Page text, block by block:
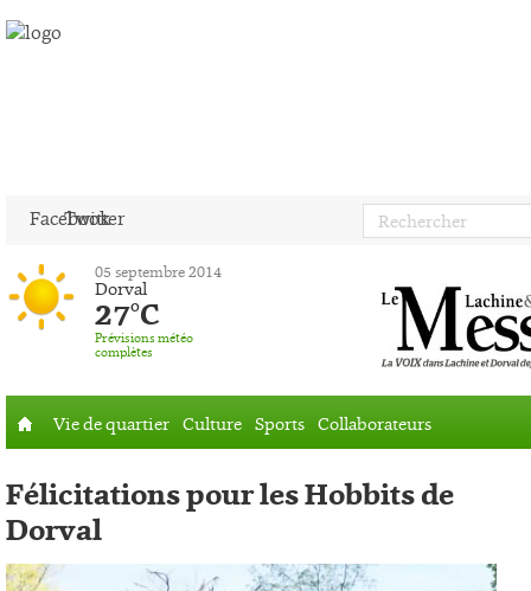
Facebook
Twitter
05 septembre 2014
Dorval
27°C
Prévisions météo
complètes
Vie de quartier Culture Sports Collaborateurs
Félicitations pour les Hobbits de
Dorval